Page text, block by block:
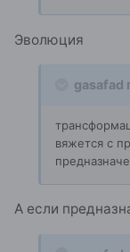
Эволюция
gasafad
вяжется с
А если